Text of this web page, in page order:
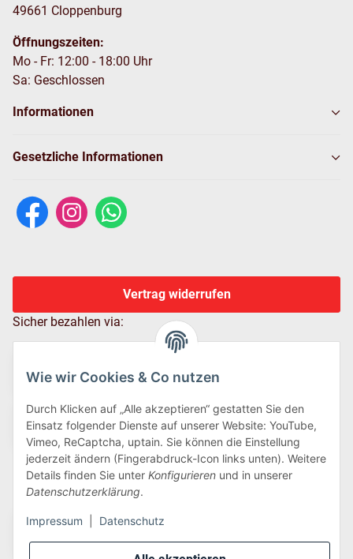
Wie wir Cookies & Co nutzen
Durch Klicken auf „Alle akzeptieren“ gestatten Sie den
Einsatz folgender Dienste auf unserer Website: YouTube,
Vimeo, ReCaptcha, uptain. Sie können die Einstellung
jederzeit ändern (Fingerabdruck-Icon links unten). Weitere
Details finden Sie unter Konfigurieren und in unserer
Datenschutzerklärung.
Impressum Datenschutz
49661 Cloppenburg
Öffnungszeiten:
Mo - Fr: 12:00 - 18:00 Uhr
Sa: Geschlossen
Informationen
Gesetzliche Informationen
Vertrag widerrufen
Sicher bezahlen via:
Wir versenden via: